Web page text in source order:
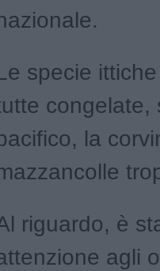
specie
congelate,
la
riguardo, è
agli